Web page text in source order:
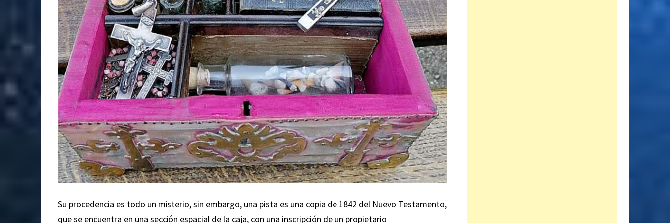
Su procedencia es todo un misterio, sin embargo, una pista es una copia de 1842 del Nuevo Testamento,
que se encuentra en una sección espacial de la caja, con una inscripción de un propietario